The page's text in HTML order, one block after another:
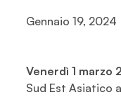
Gennaio 19, 2024
Venerdì 1 marzo
Sud Est Asiatico